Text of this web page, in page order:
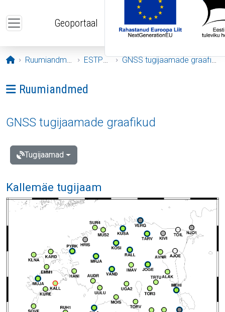
Geoportaal
Avaleht
Ruumiandmed ESTPOS GNSS tugijaamade graafikud
Ava menüü: Ruumiandmed
Ruumiandmed
GNSS tugijaamade graafikud
Tugijaamad
Kallemäe tugijaam